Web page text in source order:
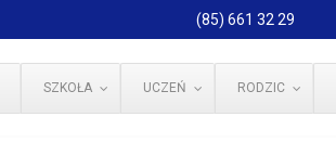
(85) 661 32 29
SZKOŁA UCZEŃ RODZIC